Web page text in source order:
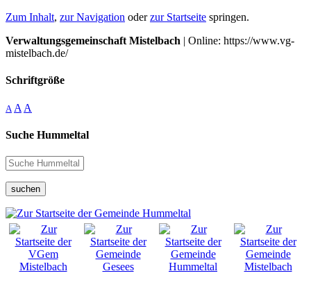
Zum Inhalt, zur Navigation oderzur Startseite springen.
Verwaltungsgemeinschaft Mistelbach | Online: https://www.vg-
mistelbach.de/
Schriftgröße
A A A
Suche Hummeltal
suchen